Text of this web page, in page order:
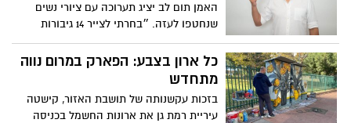
האמן תום לב יציג תערוכה עם ציורי נשים
שנחטפו לעזה. ״בחרתי לצייר 14 גיבורות
שעבורן התקווה עדיין קיימת״
כל ארון בצבע: הפארק במרום נווה
מתחדש
בזכות עקשנותה של תושבת האזור, קישטה
עיריית רמת גן את ארונות החשמל בכניסה